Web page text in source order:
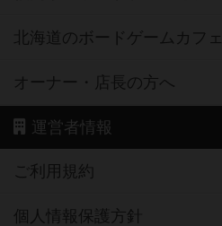
北海道のボードゲームカフェ
オーナー・店長の方へ
運営者情報
ご利用規約
個人情報保護方針